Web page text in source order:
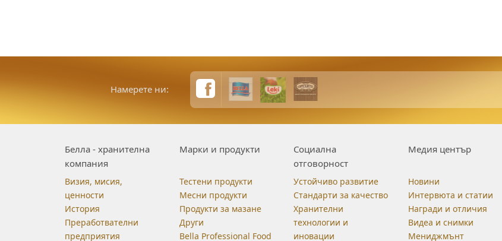
Намерете ни:
Белла - хранителна
компания
Визия, мисия,
ценности
История
Преработвателни
предприятия
Марки и продукти
Тестени продукти
Месни продукти
Продукти за мазане
Други
Bella Professional Food
Социална
отговорност
Устойчиво развитие
Стандарти за качество
Хранителни
технологии и
иновации
Медия център
Новини
Интервюта и статии
Награди и отличия
Видеа и снимки
Мениджмънт